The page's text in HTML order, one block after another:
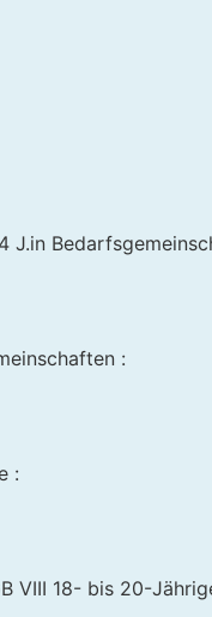
J.in
:
:
VIII 18- bis 20-